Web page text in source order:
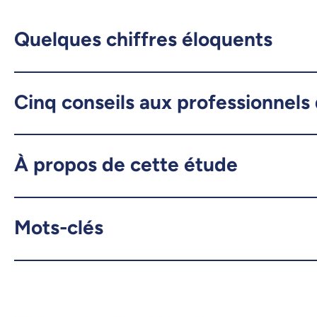
Quelques chiffres éloquents
Cinq conseils aux
À propos de cette étude
Mots-clés